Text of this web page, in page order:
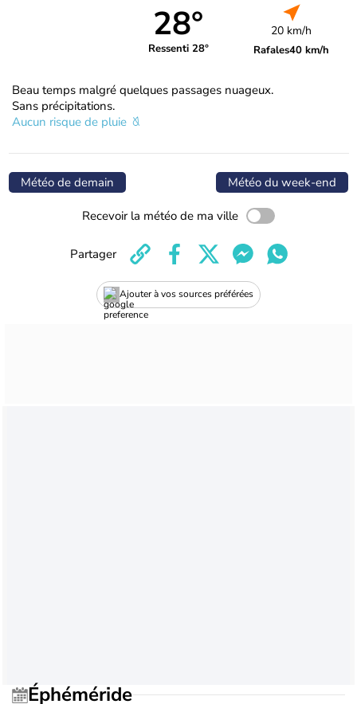
28°
Ressenti 28°
20 km/h
Rafales40 km/h
Beau temps malgré quelques passages nuageux.
Sans précipitations.
Aucun risque de pluie
Météo de demain Météo du week-end
Recevoir la météo de ma ville
Ajouter à vos sources préférées
Partager
Éphéméride